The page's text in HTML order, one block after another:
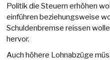
Politik die Steuern erhöhen
einführen beziehungsweise
Schuldenbremse reissen
hervor.
Auch höhere Lohnabzüge